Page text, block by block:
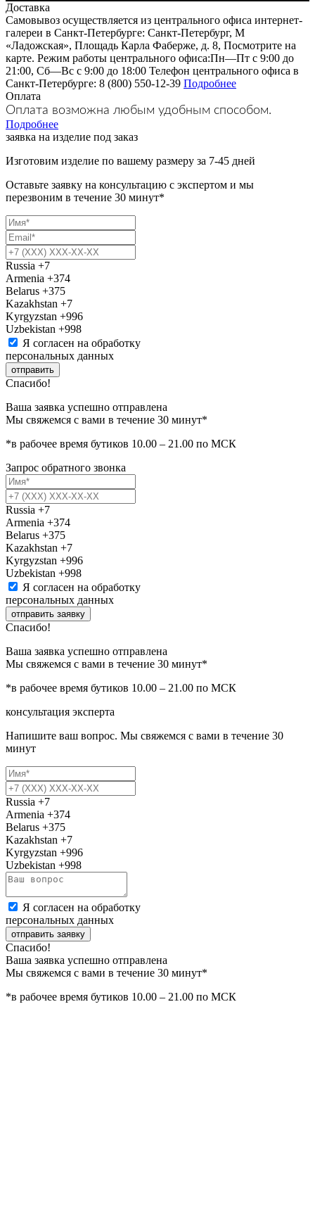
Доставка
Самовывоз осуществляется из центрального офиса интернет-
галереи в Санкт-Петербурге: Санкт-Петербург, М
«Ладожская», Площадь Карла Фаберже, д. 8, Посмотрите на
карте. Режим работы центрального офиса:Пн—Пт с 9:00 до
21:00, Сб—Вс с 9:00 до 18:00 Телефон центрального офиса в
Санкт-Петербурге: 8 (800) 550-12-39 Подробнее
Оплата
Оплата возможна любым удобным способом.
Подробнее
заявка на изделие под заказ
Изготовим изделие по вашему размеру за 7-45 дней
Оставьте заявку на консультацию с экспертом и мы
перезвоним в течение 30 минут*
Russia +7
Armenia +374
Belarus +375
Kazakhstan +7
Kyrgyzstan +996
Uzbekistan +998
Я согласен на обработку
персональных данных
отправить
Спасибо!
Ваша заявка успешно отправлена
Мы свяжемся с вами в течение 30 минут*
*в рабочее время бутиков 10.00 – 21.00 по МСК
Запрос обратного звонка
Russia +7
Armenia +374
Belarus +375
Kazakhstan +7
Kyrgyzstan +996
Uzbekistan +998
Я согласен на обработку
персональных данных
отправить заявку
Спасибо!
Ваша заявка успешно отправлена
Мы свяжемся с вами в течение 30 минут*
*в рабочее время бутиков 10.00 – 21.00 по МСК
консультация эксперта
Напишите ваш вопрос. Мы свяжемся с вами в течение 30
минут
Russia +7
Armenia +374
Belarus +375
Kazakhstan +7
Kyrgyzstan +996
Uzbekistan +998
Я согласен на обработку
персональных данных
отправить заявку
Спасибо!
Ваша заявка успешно отправлена
Мы свяжемся с вами в течение 30 минут*
*в рабочее время бутиков 10.00 – 21.00 по МСК